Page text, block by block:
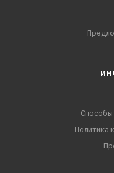
Способы
Политика